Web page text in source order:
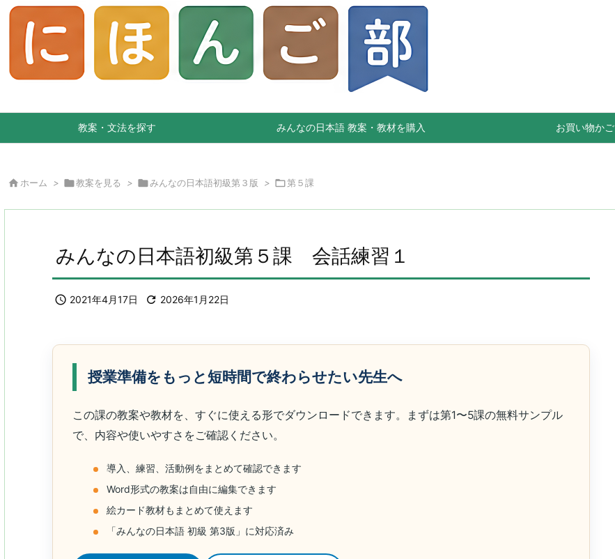
教案・文法を探す みんなの日本語 教案・教材を購入 お買い物かご
 ホーム > 教案を見る > みんなの日本語初級第３版 > 第５課
みんなの日本語初級第５課 会話練習１
 2021年4月17日  2026年1月22日
授業準備をもっと短時間で終わらせたい先生へ
この課の教案や教材を、すぐに使える形でダウンロードできます。まずは第1〜5課の無料サンプル
で、内容や使いやすさをご確認ください。
導入、練習、活動例をまとめて確認できます
Word形式の教案は自由に編集できます
絵カード教材もまとめて使えます
「みんなの日本語 初級 第3版」に対応済み